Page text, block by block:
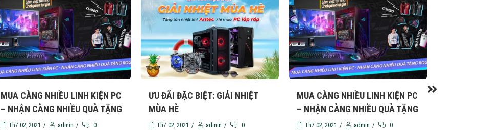
MUA CÀNG NHIỀU LINH KIỆN PC
– NHẬN CÀNG NHIỀU QUÀ TẶNG
ROGTh7 02, 2021 / admin / 0
ƯU ĐÃI ĐẶC BIỆT: GIẢI NHIỆT
MÙA HÈ
Th7 02, 2021 / admin / 0
MUA CÀNG NHIỀU LINH KIỆN PC
– NHẬN CÀNG NHIỀU QUÀ TẶNG
ROGTh7 02, 2021 / admin / 0